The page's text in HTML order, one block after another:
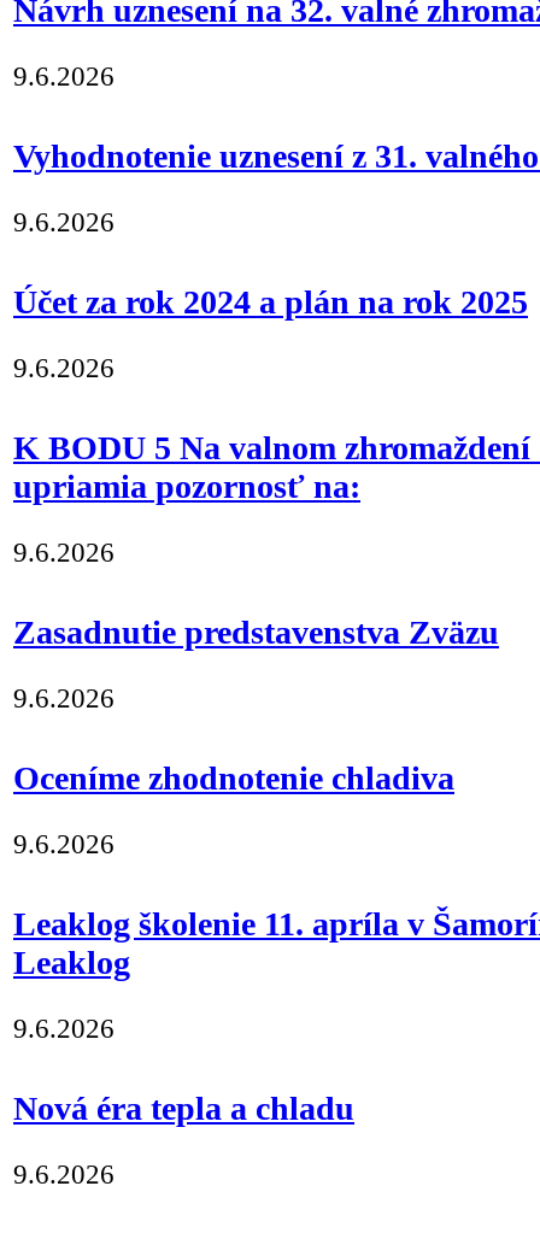
Návrh uznesení na 32. valné
9.6.2026
Vyhodnotenie uznesení z 31.
9.6.2026
Účet za rok 2024 a plán na rok 2025
9.6.2026
K BODU 5 Na valnom zhromaždení
upriamia pozornosť na:
9.6.2026
Zasadnutie predstavenstva Zväzu
9.6.2026
Oceníme zhodnotenie chladiva
9.6.2026
Leaklog školenie 11. apríla v
Leaklog
9.6.2026
Nová éra tepla a chladu
9.6.2026